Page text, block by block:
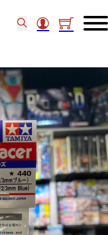
Blue) (53A) 155121